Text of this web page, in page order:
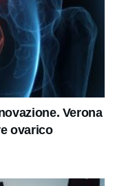
Verona
ovarico